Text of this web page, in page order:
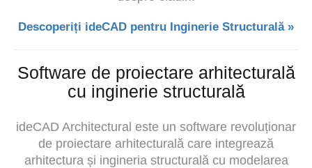
Descoperiți ideCAD pentru Inginerie Structurală »
Software de proiectare arhitecturală
cu inginerie structurală
ideCAD Architectural este un software revoluționar
de proiectare arhitecturală care integrează
arhitectura și ingineria structurală cu modelarea